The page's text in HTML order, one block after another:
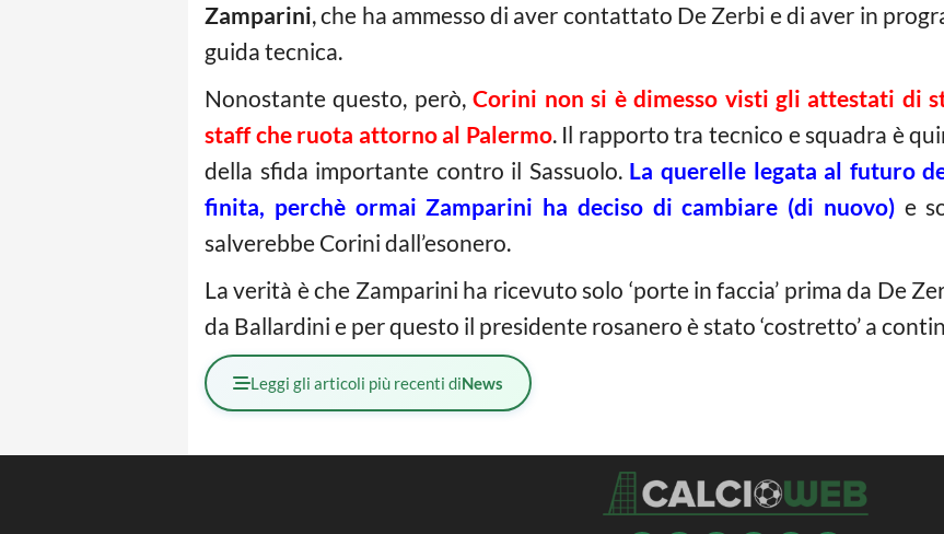
Zamparini, che ha ammesso di aver contattato De Zerbi e di aver in
guida tecnica.
Nonostante questo, però,Corini non si è dimesso visti gli attestati di
staff che ruota attorno al Palermo. Il rapporto tra tecnico e squadra è
della sfida importante contro il Sassuolo. La querelle legata al futuro
finita, perchè ormai Zamparini ha deciso di cambiare (di nuovo)e
salverebbe Corini dall’esonero.
La verità è che Zamparini ha ricevuto solo ‘porte in faccia’ prima da De
da Ballardini e per questo il presidente rosanero è stato ‘costretto’ a
Leggi gli articoli più recenti diNews